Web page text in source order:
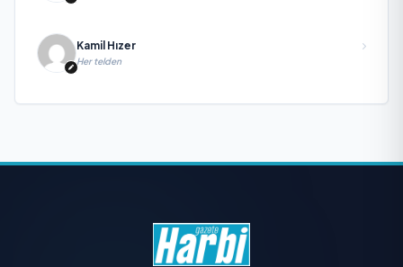
Kamil Hızer
Her telden